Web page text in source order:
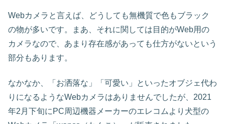
Webカメラと言えば、どうしても無機質で色もブラック
の物が多いです。まあ、それに関しては目的がWeb用の
カメラなので、あまり存在感があっても仕方がないという
部分もあります。
なかなか、「お洒落な」「可愛い」といったオブジェ代わ
りになるようなWebカメラはありませんでしたが、2021
年2月下旬にPC周辺機器メーカーのエレコムより犬型の